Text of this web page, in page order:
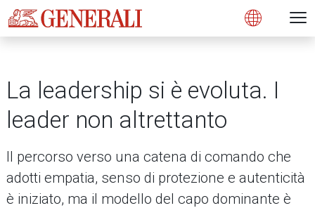
Open
La leadership si è evoluta. I
leader non altrettanto
Il percorso verso una catena di comando che
adotti empatia, senso di protezione e autenticità
è iniziato, ma il modello del capo dominante è